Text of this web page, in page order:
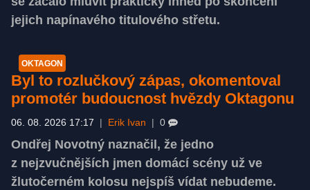
jejich napínavého titulového střetu.
OKTAGON
Byl to rozlučkový zápas, okomentoval
promotér budoucnost hvězdy Oktagonu
06. 08. 2026 17:17 Erik Ivan 0
Ondřej Novotný naznačil, že jedno
z nejzvučnějších jmen domácí scény už ve
žlutočerném kolosu nejspíš vídat nebudeme.